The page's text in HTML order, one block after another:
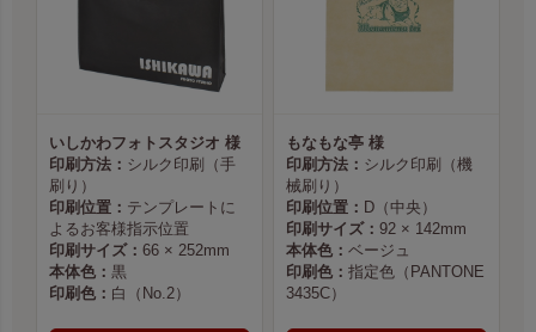
いしかわフォトスタジオ 様
印刷方法： シルク印刷（手
刷り）
印刷位置： テンプレートに
よるお客様指示位置
印刷サイズ： 66 × 252mm
本体色： 黒
印刷色： 白（No.2）
もなもな亭 様
印刷方法： シルク印刷（機
械刷り）
印刷位置： D（中央）
印刷サイズ： 92 × 142mm
本体色： ベージュ
印刷色： 指定色（PANTONE
3435C）